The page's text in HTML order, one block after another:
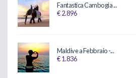
Fantastica Cambogia ...
€ 2.896
Maldive a Febbraio -...
€ 1.836